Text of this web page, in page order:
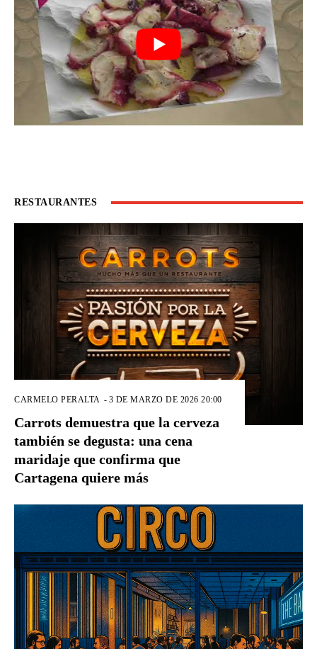
RESTAURANTES
CARMELO PERALTA - 3 DE MARZO DE 2026 20:00
Carrots demuestra que la cerveza
también se degusta: una cena
maridaje que confirma que
Cartagena quiere más